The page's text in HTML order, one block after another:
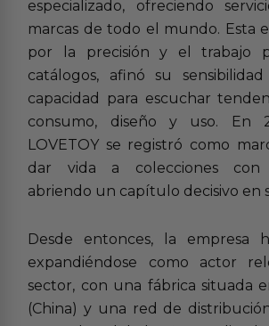
especializado, ofreciendo
marcas de todo el mundo. Esta
por la precisión y el trabajo
catálogos, afinó su
capacidad para escuchar
consumo, diseño y uso. En
LOVETOY se registró como
dar vida a colecciones con
abriendo un capítulo decisivo en
Desde entonces, la empresa
expandiéndose como actor
sector, con una fábrica situada
(China) y una red de